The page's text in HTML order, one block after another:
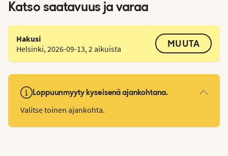
Katso saatavuus ja varaa
Hakusi
Helsinki, 2026-09-13, 2 aikuista MUUTA
Loppuunmyyty kyseisenä ajankohtana.
Valitse toinen ajankohta.